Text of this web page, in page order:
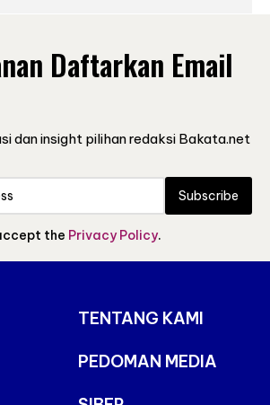
Daftarkan Email
dan insight pilihan redaksi Bakata.net
Subscribe
the Privacy Policy.
TENTANG KAMI
PEDOMAN MEDIA